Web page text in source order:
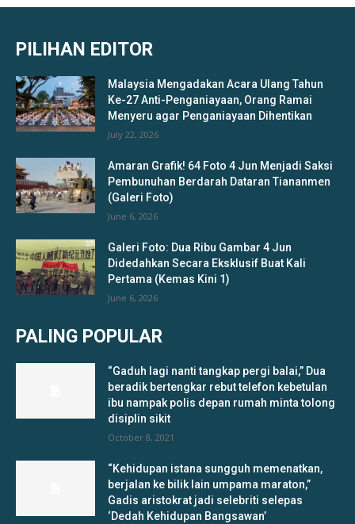
PILIHAN EDITOR
Malaysia Mengadakan Acara Ulang Tahun
Ke-27 Anti-Penganiayaan, Orang Ramai
Menyeru agar Penganiayaan Dihentikan
July 22, 2026
Amaran Grafik! 64 Foto 4 Jun Menjadi Saksi
Pembunuhan Berdarah Dataran Tiananmen
(Galeri Foto)
June 6, 2026
Galeri Foto: Dua Ribu Gambar 4 Jun
Didedahkan Secara Eksklusif Buat Kali
Pertama (Kemas Kini 1)
June 6, 2026
PALING POPULAR
“Gaduh lagi nanti tangkap pergi balai,” Dua
beradik bertengkar rebut telefon kebetulan
ibu nampak polis depan rumah minta tolong
disiplin sikit
October 8, 2021
“Kehidupan istana sungguh memenatkan,
berjalan ke bilik lain umpama maraton,”
Gadis aristokrat jadi selebriti selepas
‘Dedah Kehidupan Bangsawan’